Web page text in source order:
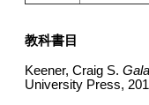
教科書目
Keener, Craig S.
University Press,